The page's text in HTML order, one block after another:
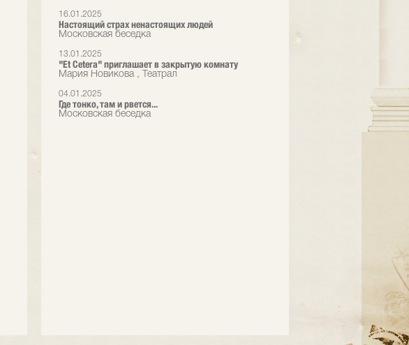
16.01.2025
Настоящий страх ненастоящих людей
Московская беседка
13.01.2025
"Et Cetera" приглашает в закрытую комнату
Мария Новикова , Театрал
04.01.2025
Где тонко, там и рвется...
Московская беседка